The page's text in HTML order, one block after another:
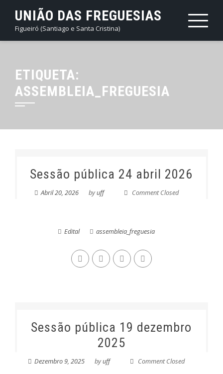
content
UNIÃO DAS FREGUESIAS
Figueiró (Santiago e Santa Cristina)
ETIQUETA:
ASSEMBLEIA_FREGUESIA
Sessão pública 24 abril 2026
Abril 20, 2026 byuff Comment Closed
Edital assembleia_freguesia
Sessão pública 19 dezembro
2025
Dezembro 9, 2025 byuff Comment Closed